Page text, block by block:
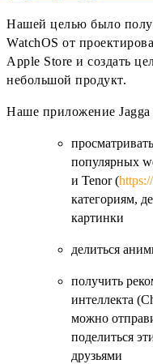
Нашей целью было
WatchOS от
Apple Store и создать
небольшой продукт.
Наше приложение Jagga
популярных
и Tenor (
категориям,
картинки
делиться
получить
интеллекта
можно
поделиться
друзьями